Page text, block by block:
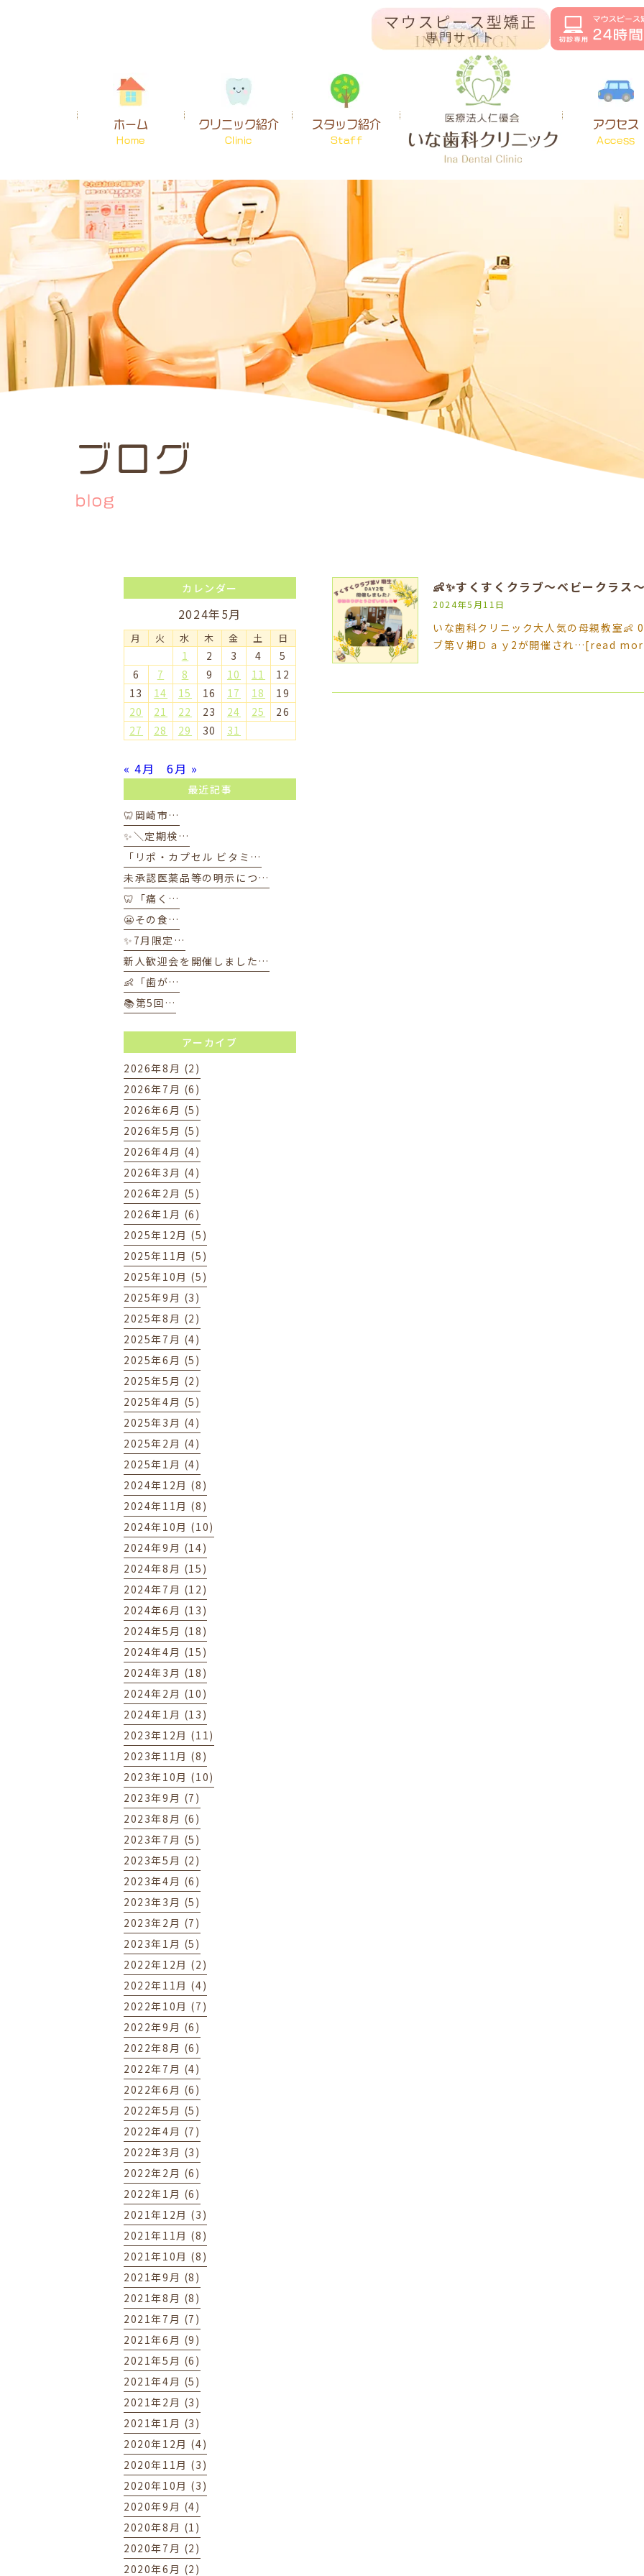
ホーム
Home
クリニック紹介
Clinic
スタッフ紹介
Staff
アクセス
Access
ブログ
blog
👶✨すくすくクラブ〜ベビークラ
2024年5月11日
いな歯科クリニック大人気の母親教室👶
ブ第Ⅴ期Ｄａｙ2が開催され…[read
カレンダー
2024年5月
月 火 水 木 金 土 日
1 2 3 4
5
6
7 8 9 10 11
12
13
14 15 16 17 18
19
20
21 22 23 24 25
26
27
28 29 30 31
« 4月 6月 »
最近記事
🦷岡崎市…
✨＼定期検…
「リポ・カプセル ビタミ…
未承認医薬品等の明示につ…
🦷「痛く…
😬その食…
✨7月限定…
新人歓迎会を開催しました…
👶「歯が…
📚第5回…
アーカイブ
2026年8月 (2)
2026年7月 (6)
2026年6月 (5)
2026年5月 (5)
2026年4月 (4)
2026年3月 (4)
2026年2月 (5)
2026年1月 (6)
2025年12月 (5)
2025年11月 (5)
2025年10月 (5)
2025年9月 (3)
2025年8月 (2)
2025年7月 (4)
2025年6月 (5)
2025年5月 (2)
2025年4月 (5)
2025年3月 (4)
2025年2月 (4)
2025年1月 (4)
2024年12月 (8)
2024年11月 (8)
2024年10月 (10)
2024年9月 (14)
2024年8月 (15)
2024年7月 (12)
2024年6月 (13)
2024年5月 (18)
2024年4月 (15)
2024年3月 (18)
2024年2月 (10)
2024年1月 (13)
2023年12月 (11)
2023年11月 (8)
2023年10月 (10)
2023年9月 (7)
2023年8月 (6)
2023年7月 (5)
2023年5月 (2)
2023年4月 (6)
2023年3月 (5)
2023年2月 (7)
2023年1月 (5)
2022年12月 (2)
2022年11月 (4)
2022年10月 (7)
2022年9月 (6)
2022年8月 (6)
2022年7月 (4)
2022年6月 (6)
2022年5月 (5)
2022年4月 (7)
2022年3月 (3)
2022年2月 (6)
2022年1月 (6)
2021年12月 (3)
2021年11月 (8)
2021年10月 (8)
2021年9月 (8)
2021年8月 (8)
2021年7月 (7)
2021年6月 (9)
2021年5月 (6)
2021年4月 (5)
2021年2月 (3)
2021年1月 (3)
2020年12月 (4)
2020年11月 (3)
2020年10月 (3)
2020年9月 (4)
2020年8月 (1)
2020年7月 (2)
2020年6月 (2)